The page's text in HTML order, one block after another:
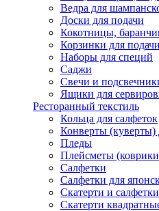
Ведра для
Доски для подачи
Кокотницы,
Корзинки для подачи
Наборы для специй
Саджи
Свечи и
Ящики для
Ресторанный текстиль
Кольца для салфеток
Конверты (куверты)
Пледы
Плейсметы
Салфетки
Салфетки для
Скатерти и
Скатерти